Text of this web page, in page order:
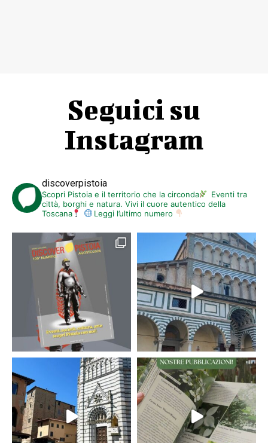
Seguici su
Instagram
discoverpistoia
Scopri Pistoia e il territorio che la circonda
Eventi tra
città, borghi e natura. Vivi il cuore autentico della
Toscana
Leggi l’ultimo numero